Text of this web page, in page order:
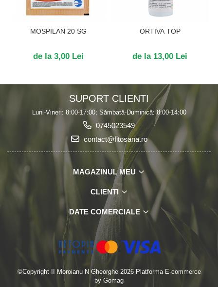
MOSPILAN 20 SG
de la 3,00 Lei
ORTIVA TOP
de la 13,00 Lei
SUPORT CLIENTI
Luni-Vineri: 8:00-17:00; Sămbată-Duminică: 8:00-14:00
0745023549
contact@fitosana.ro
MAGAZINUL MEU
CLIENTI
DATE COMERCIALE
©Copyright II Moroianu N Gheorghe 2026 Platforma E-commerce
by Gomag